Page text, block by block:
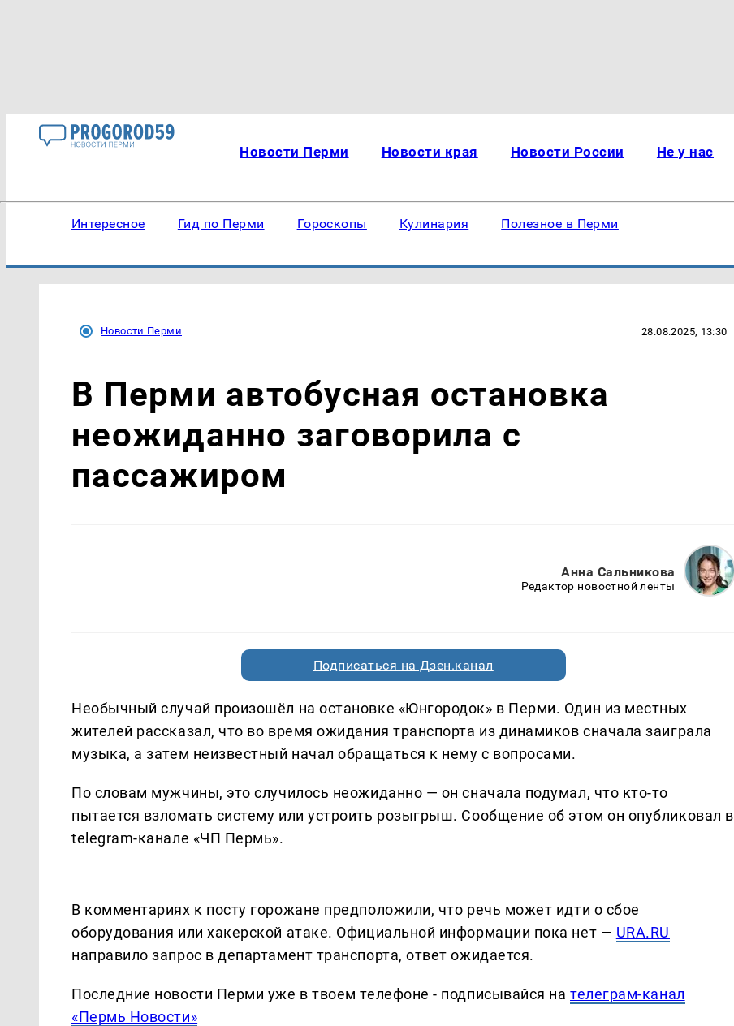
Новости Перми Новости края Новости России Не у нас
Интересное Гид по Перми Гороскопы Кулинария Полезное в Перми
Новости Перми 28.08.2025, 13:30
В Перми автобусная остановка
неожиданно заговорила с
пассажиром
Анна Сальникова
Редактор новостной ленты
Подписаться на Дзен.канал
Необычный случай произошёл на остановке «Юнгородок» в Перми. Один из местных
жителей рассказал, что во время ожидания транспорта из динамиков сначала заиграла
музыка, а затем неизвестный начал обращаться к нему с вопросами.
По словам мужчины, это случилось неожиданно — он сначала подумал, что кто-то
пытается взломать систему или устроить розыгрыш. Сообщение об этом он опубликовал в
telegram-канале «ЧП Пермь».
В комментариях к посту горожане предположили, что речь может идти о сбое
оборудования или хакерской атаке. Официальной информации пока нет — URA.RU
направило запрос в департамент транспорта, ответ ожидается.
Последние новости Перми уже в твоем телефоне - подписывайся нателеграм-канал
«Пермь Новости»